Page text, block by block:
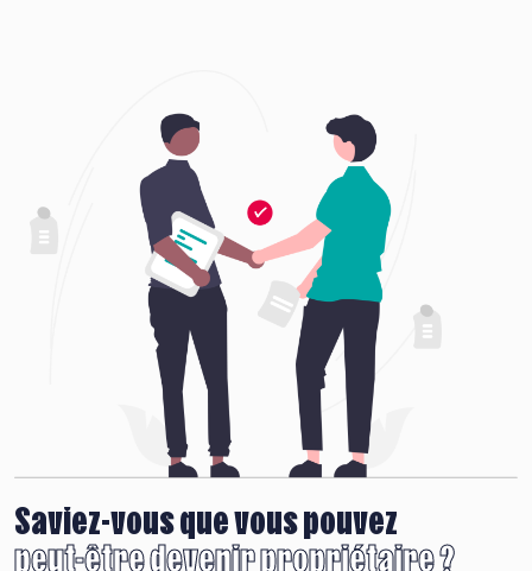
Saviez-vous que vous pouvez
peut-être devenir propriétaire ?